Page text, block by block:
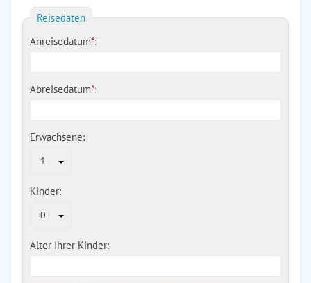
Reisedaten
Anreisedatum*:
Abreisedatum*:
Erwachsene:
1
Kinder:
0
Alter Ihrer Kinder: